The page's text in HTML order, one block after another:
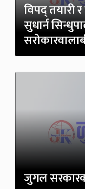
विपद् तयारी
सुधार्न
जुगल